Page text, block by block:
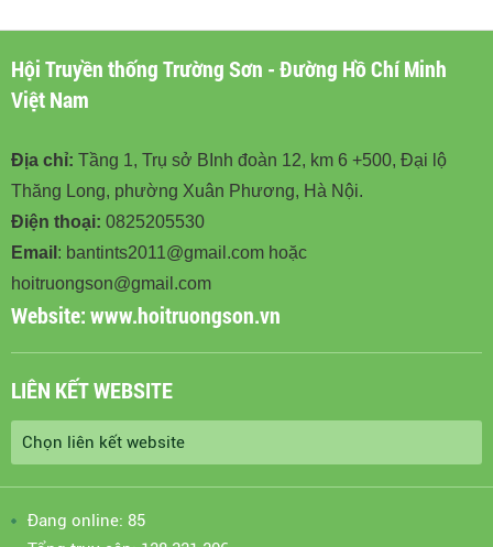
Hội Truyền thống Trường Sơn - Đường Hồ Chí Minh
Việt Nam
Địa chỉ: Tầng 1, Trụ sở BInh đoàn 12, km 6 +500, Đại lộ
Thăng Long, phường Xuân Phương, Hà Nội.
Điện thoại: 0825205530
Email : bantints2011@gmail.com hoặc
hoitruongson@gmail.com
Website:www.hoitruongson.vn
LIÊN KẾT WEBSITE
Đang online: 85